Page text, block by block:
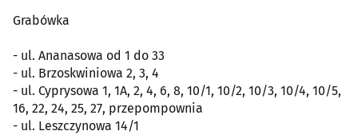
Grabówka
- ul. Ananasowa od 1 do 33
- ul. Brzoskwiniowa 2, 3, 4
- ul. Cyprysowa 1, 1A, 2, 4, 6, 8, 10/1, 10/2, 10/3, 10/4, 10/5,
16, 22, 24, 25, 27, przepompownia
- ul. Leszczynowa 14/1